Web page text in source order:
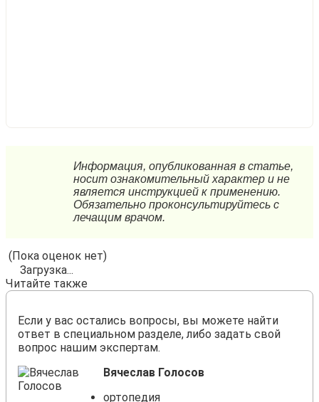
(Пока оценок нет)
Загрузка...
Читайте также
Если у вас остались вопросы, вы можете найти
ответ в специальном разделе, либо задать свой
вопрос нашим экспертам.
Вячеслав Голосов
ортопедия